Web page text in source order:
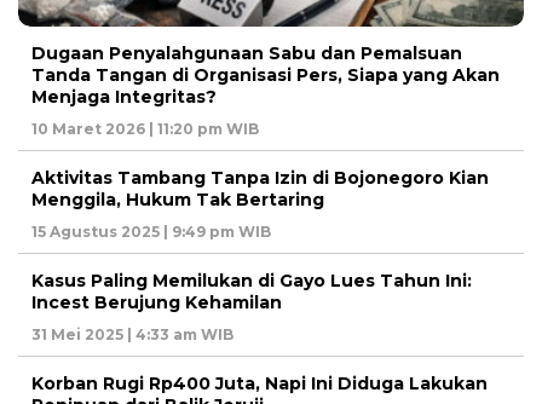
Dugaan Penyalahgunaan Sabu dan Pemalsuan
Tanda Tangan di Organisasi Pers, Siapa yang Akan
Menjaga Integritas?
10 Maret 2026 | 11:20 pm WIB
Aktivitas Tambang Tanpa Izin di Bojonegoro Kian
Menggila, Hukum Tak Bertaring
15 Agustus 2025 | 9:49 pm WIB
Kasus Paling Memilukan di Gayo Lues Tahun Ini:
Incest Berujung Kehamilan
31 Mei 2025 | 4:33 am WIB
Korban Rugi Rp400 Juta, Napi Ini Diduga Lakukan